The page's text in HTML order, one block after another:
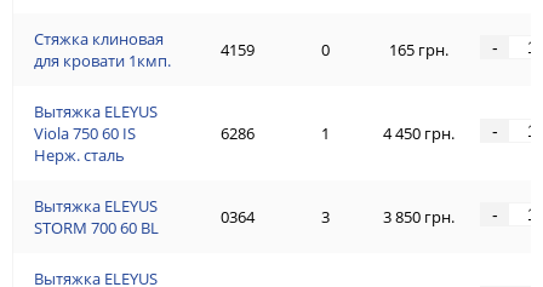
Стяжка клиновая
для кровати 1кмп.
Вытяжка ELEYUS
Viola 750 60 IS
Нерж. сталь
Вытяжка ELEYUS
STORM 700 60 BL
Вытяжка ELEYUS
4159 0 165 грн. -
6286 1 4 450 грн. -
0364 3 3 850 грн. -